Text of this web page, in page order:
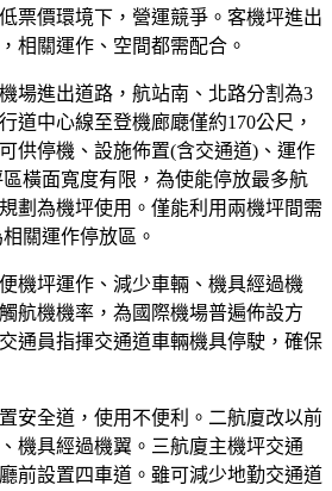
票價環境下，營運競爭。客機坪進出
相關運作、空間都需配合。
場進出道路，航站南、北路分割為3
道中心線至登機廊廰僅約170公尺，
供停機、設施佈置(含交通道)、運作
橫面寬度有限，為使能停放最多航
劃為機坪使用。僅能利用兩機坪間需
關運作停放區。
機坪運作、減少車輛、機具經過機
航機機率，為國際機場普遍佈設方
通員指揮交通道車輛機具停駛，確保
安全道，使用不便利。二航廈改以前
機具經過機翼。三航廈主機坪交通
前設置四車道。雖可減少地勤交通道